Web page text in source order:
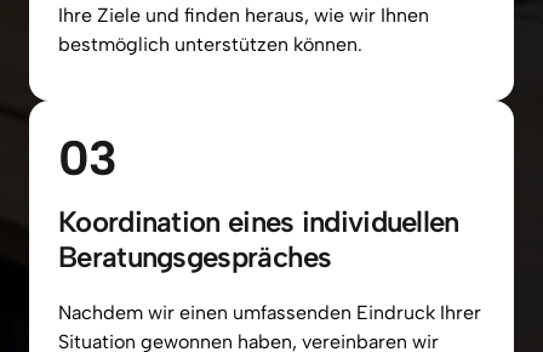
Ihre Ziele und finden heraus, wie wir
bestmöglich unterstützen können.
03
Koordination eines individuellen
Beratungsgespräches
Nachdem wir einen umfassenden Eindruck
Situation gewonnen haben, vereinbaren